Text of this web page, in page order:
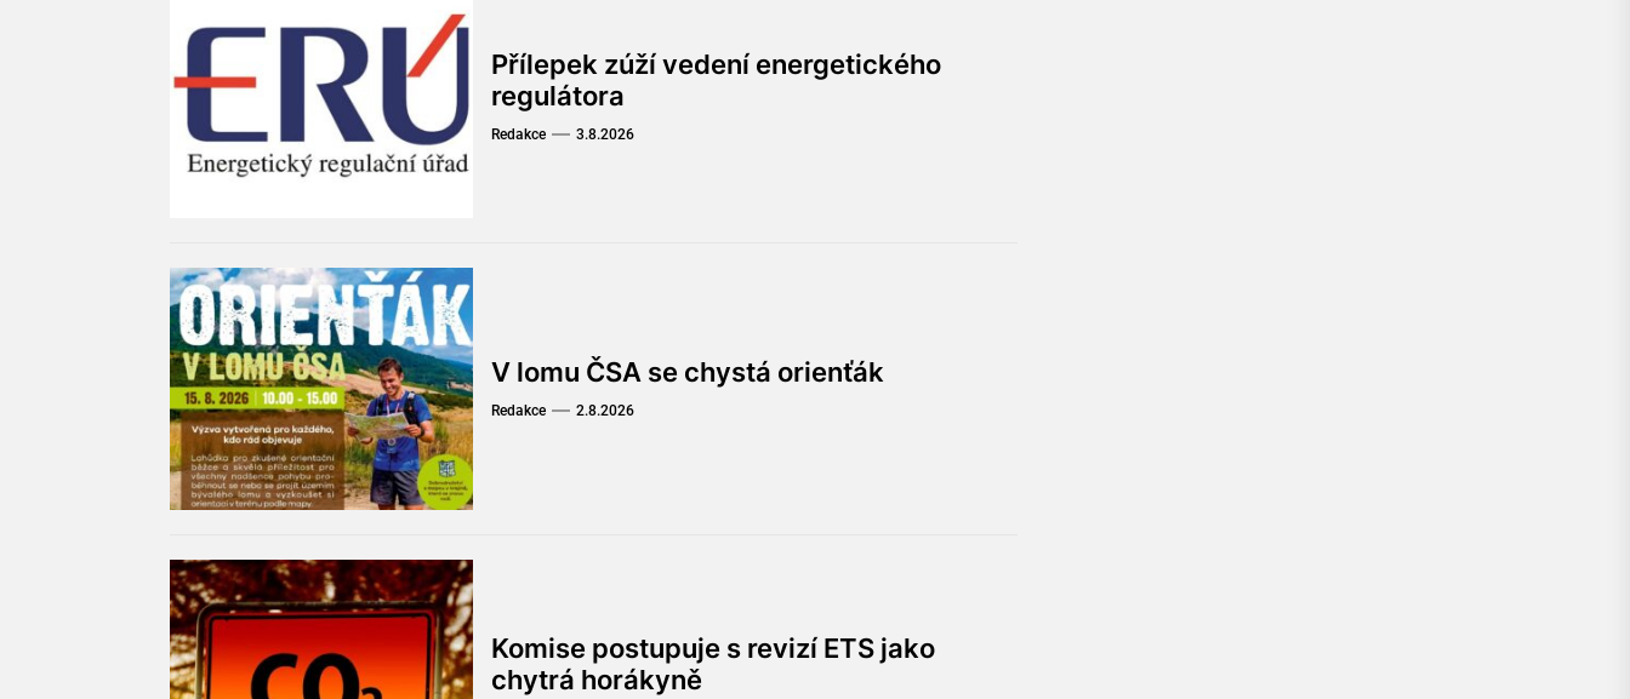
Přílepek zúží vedení energetického
regulátora
Redakce 3.8.2026
V lomu ČSA se chystá orienťák
Redakce 2.8.2026
Komise postupuje s revizí ETS jako
chytrá horákyně